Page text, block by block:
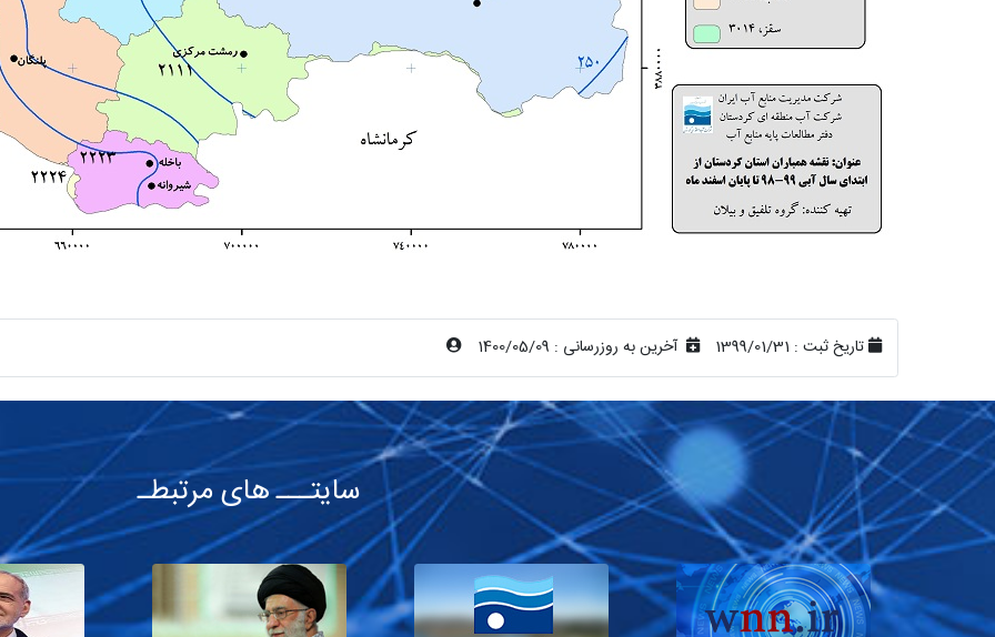
تاریخ ثبت : 1399/01/31 آخرین به روزرسانی : 1400/05/09
سایتـــ های مرتبطـ